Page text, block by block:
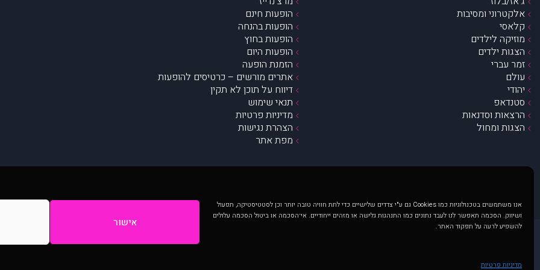
אנו משתמשים בטכנולוגיות כמו Cookies גם ע"י צדדים שלישיים כדי לתת חוויה טובה יותר וכן לסטטיסטיקה, תפעול
ושיווק. הסכמה תאפשר לנו לעבד נתונים כמו התנהגות גלישה או מזהים ייחודיים. אי־הסכמה או ביטול הסכמה עלולים
להשפיע לרעה על תפקוד האתר.
אישור
מדיניות פרטיות
אלקטרוני ומסיבות
קלאסי
מוזיקה לילדים
הצגות ילדים
זמר עברי
עולם
יהודי
סטנדאפ
הרצאות וסדנאות
הצגות ומחול
הופעות חינם
הופעות בהנחה
הופעות בחוץ
הופעות היום
הזמנת הופעה
אתרים מורשים – כרטיסים להופעות
דיווח על תוכן לא תקין
תנאי שימוש
מדיניות פרטיות
הצהרת נגישות
מפת אתר